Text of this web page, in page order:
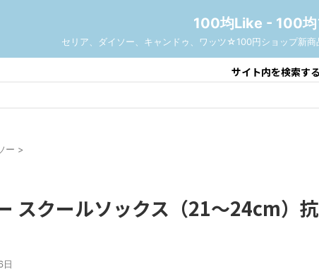
100均Like - 100均
セリア、ダイソー、キャンドゥ、ワッツ☆100円ショップ新
サイト内を検索する
ー >
スクールソックス（21～24cm）
日